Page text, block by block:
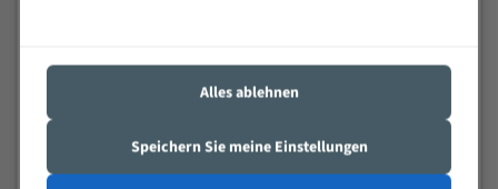
Nichteisenmetalle
Alles ablehnen
Speichern Sie meine Einstellungen